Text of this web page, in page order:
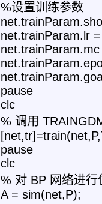
%设置训练参数
net.trainParam.lr
pause
clc
% 调用
pause
clc
% 对 BP 网络进行
A = sim(net,P);